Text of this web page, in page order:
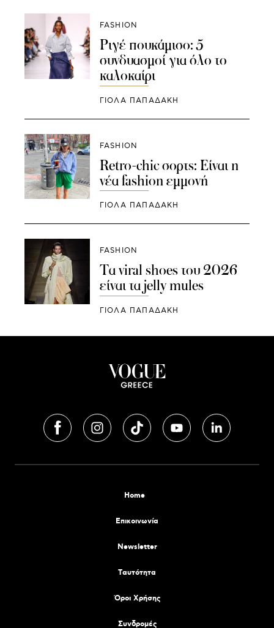
FASHION
Ριγέ πουκάμισο: 5
συνδυασμοί για όλο το
καλοκαίρι
ΓΙΌΛΑ ΠΑΠΑΔΆΚΗ
FASHION
Retro-chic σορτς: Είναι η
νέα fashion εμμονή
ΓΙΌΛΑ ΠΑΠΑΔΆΚΗ
FASHION
Τα viral shoes του 2026
είναι τα jelly mules
ΓΙΌΛΑ ΠΑΠΑΔΆΚΗ
Home
Επικοινωνία
Newsletter
Tαυτότητα
Όροι Χρήσης
Συνδρομές